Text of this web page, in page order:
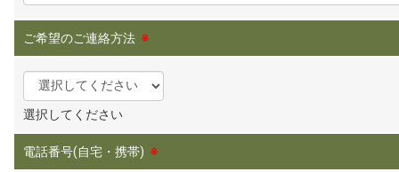
ご希望のご連絡方法 ※
選択してください
電話番号(自宅・携帯) ※